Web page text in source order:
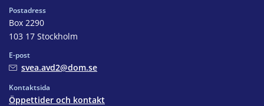
Postadress
Box 2290
103 17 Stockholm
E-post
svea.avd2@dom.se
Kontaktsida
Öppettider och kontakt